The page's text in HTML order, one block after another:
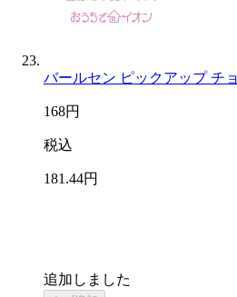
バールセン ピックアップ チ
168円
税込
181 .44円
追加しました